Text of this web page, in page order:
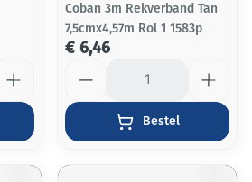
Coban 3m Rekverband Tan
7,5cmx4,57m Rol 1 1583p
€ 6,46
Bestel